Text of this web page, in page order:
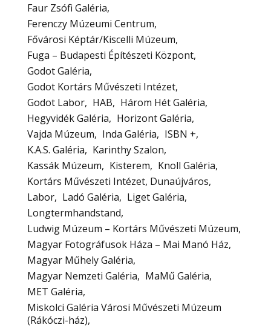
Faur Zsófi Galéria
Ferenczy Múzeumi Centrum
Fővárosi Képtár/Kiscelli Múzeum
Fuga – Budapesti Építészeti Központ
Godot Galéria
Godot Kortárs Művészeti Intézet
Godot Labor
HAB
Három Hét Galéria
Hegyvidék Galéria
Horizont Galéria
Vajda Múzeum
Inda Galéria
ISBN +
K.A.S. Galéria
Karinthy Szalon
Kassák Múzeum
Kisterem
Knoll Galéria
Kortárs Művészeti Intézet, Dunaújváros
Labor
Ladó Galéria
Liget Galéria
Longtermhandstand
Ludwig Múzeum – Kortárs Művészeti Múzeum
Magyar Fotográfusok Háza – Mai Manó Ház
Magyar Műhely Galéria
Magyar Nemzeti Galéria
MaMű Galéria
MET Galéria
Miskolci Galéria Városi Művészeti Múzeum
(Rákóczi-ház)